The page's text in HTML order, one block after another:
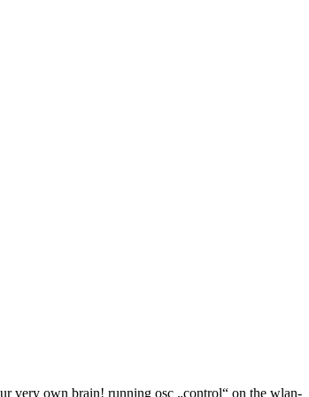
very own brain! running osc „control“ on the wlan-